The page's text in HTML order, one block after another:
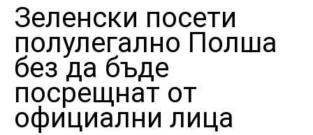
Зеленски посети
полулегално Полша
без да бъде
посрещнат от
официални лица